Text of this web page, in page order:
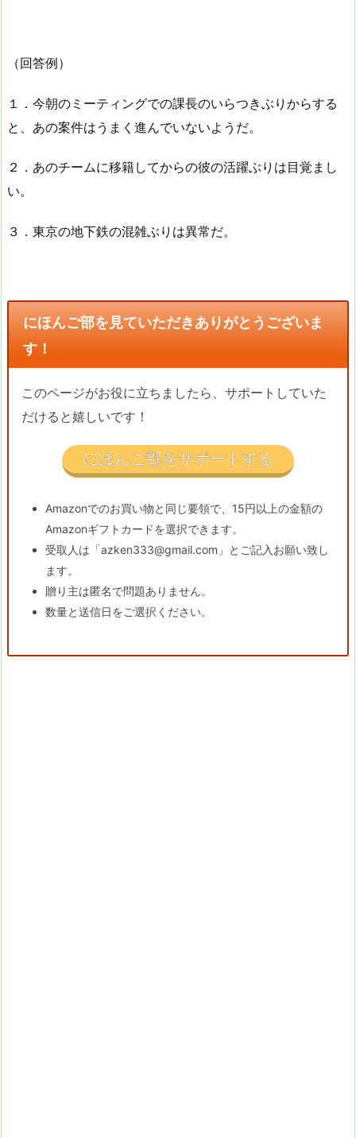
（回答例）
１．今朝のミーティングでの課長のいらつきぶりからする
と、あの案件はうまく進んでいないようだ。
２．あのチームに移籍してからの彼の活躍ぶりは目覚まし
い。
３．東京の地下鉄の混雑ぶりは異常だ。
にほんご部を見ていただきありがとうございま
す！
このページがお役に立ちましたら、サポートしていた
だけると嬉しいです！
にほんご部をサポートする
Amazonでのお買い物と同じ要領で、15円以上の金額の
Amazonギフトカードを選択できます。
受取人は「azken333@gmail.com」とご記入お願い致し
ます。
贈り主は匿名で問題ありません。
数量と送信日をご選択ください。